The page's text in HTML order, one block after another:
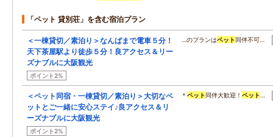
「ペット 貸別荘」を含む宿泊プラン
＜一棟貸切／素泊り＞なんばまで電車５分！
天下茶屋駅より徒歩５分！良アクセス＆リー
ズナブルに大阪観光
ポイント2%
…のプランはペット 同伴不可…
＜ペット同宿・一棟貸切／素泊り＞大切なペ
ットとご一緒に安心ステイ♪良アクセス＆リ
ーズナブルに大阪観光
ポイント2%
＊ ペット 同伴大歓迎！ ペット …